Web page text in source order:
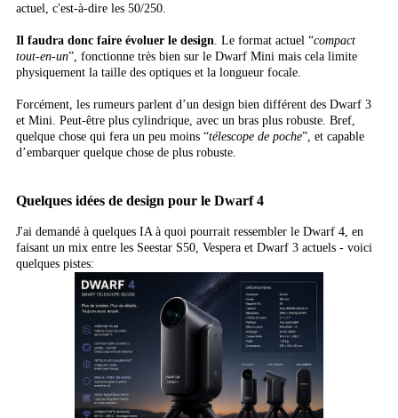
actuel, c'est-à-dire les 50/250.
Il faudra donc faire évoluer le design . Le format actuel “compact
tout-en-un”, fonctionne très bien sur le Dwarf Mini mais cela limite
physiquement la taille des optiques et la longueur focale.
Forcément, les rumeurs parlent d’un design bien différent des Dwarf 3
et Mini. Peut-être plus cylindrique, avec un bras plus robuste. Bref,
quelque chose qui fera un peu moins “télescope de poche”, et capable
d’embarquer quelque chose de plus robuste.
Quelques idées de design pour le Dwarf 4
J'ai demandé à quelques IA à quoi pourrait ressembler le Dwarf 4, en
faisant un mix entre les Seestar S50, Vespera et Dwarf 3 actuels - voici
quelques pistes: